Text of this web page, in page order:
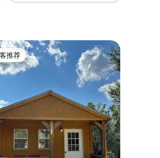
5 分），共 66 条评价
房客推荐」
推荐